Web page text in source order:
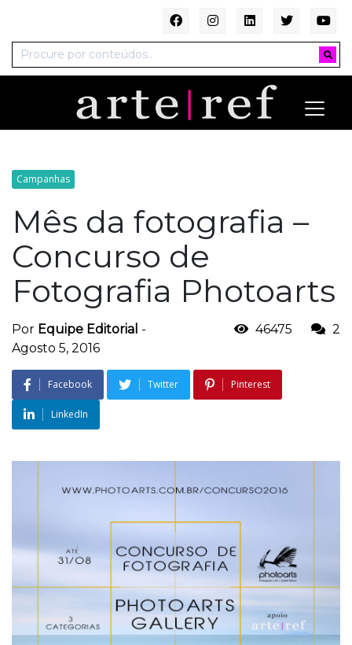
Campanhas
Mês da fotografia –
Concurso de
Fotografia Photoarts
Por Equipe Editorial -
Agosto 5, 2016
46475 2
Facebook Twitter Pinterest
LinkedIn